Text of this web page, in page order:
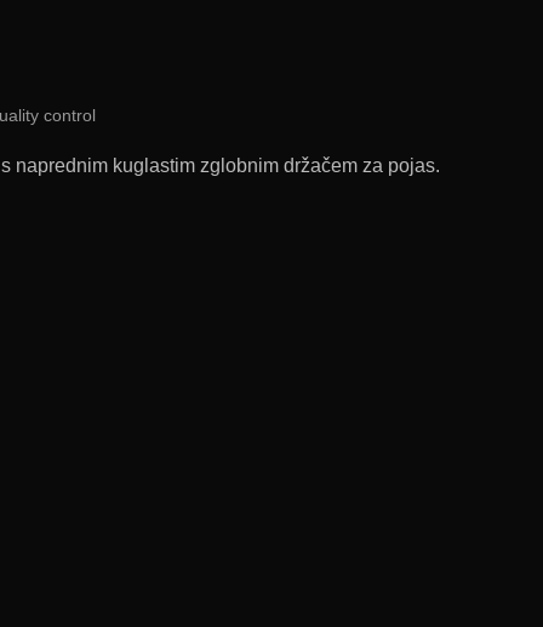
control
naprednim kuglastim zglobnim držačem za pojas.